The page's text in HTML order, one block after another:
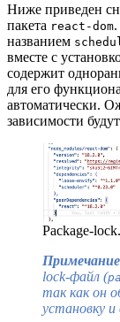
Ниже приведен
пакета react-dom
названием
вместе с
содержит
для его
автоматически.
зависимости
Package-
lock-файл (
так как он
установку и